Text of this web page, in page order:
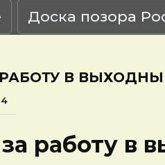
Доска позора
В
работу в